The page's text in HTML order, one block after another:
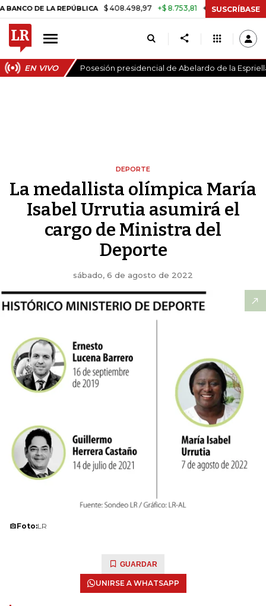
DE LA REPÚBLICA $ 408.498,97 +$ 8.753,81 +2,19% TASA DE
SUSCRÍBASE
EN VIVO Posesión presidencial de Abelardo de la
DEPORTE
La medallista olímpica María
Isabel Urrutia asumirá el
cargo de Ministra del
Deporte
sábado, 6 de agosto de 2022
Foto:LR
GUARDAR
UNIRSE A WHATSAPP